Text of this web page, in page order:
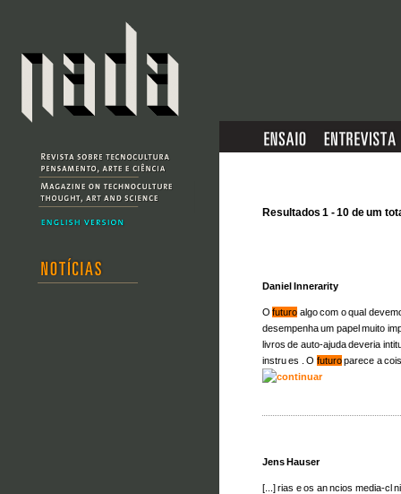
Resultados 1 - 10 de um
Daniel Innerarity
Ofuturo algo com o qual
desempenha um papel muito
livros de auto-ajuda deveria
instru es . O futuroparece a
Jens Hauser
[...] rias e os an ncios media-cl